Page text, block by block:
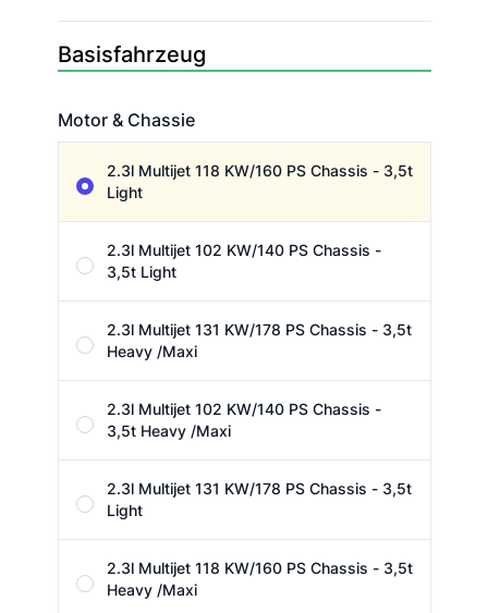
Basisfahrzeug
Motor & Chassie
2.3l Multijet 118 KW/160 PS Chassis - 3,5t
Light
2.3l Multijet 102 KW/140 PS Chassis -
3,5t Light
2.3l Multijet 131 KW/178 PS Chassis - 3,5t
Heavy /Maxi
2.3l Multijet 102 KW/140 PS Chassis -
3,5t Heavy /Maxi
2.3l Multijet 131 KW/178 PS Chassis - 3,5t
Light
2.3l Multijet 118 KW/160 PS Chassis - 3,5t
Heavy /Maxi